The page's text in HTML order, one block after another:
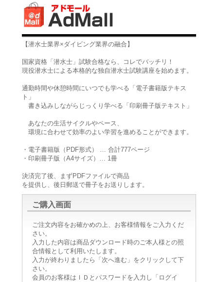
【潜水士業界×ダイビング業界の融合】
国家資格「潜水士」試験合格なら、コレでバッチリ！
現役潜水士による本格的な独自潜水士試験講座を始めます。
通勤時間や休憩時間にいつでも学べる「電子書籍版テキス
ト」
書き込みしながらじっくり学べる「印刷冊子版テキスト」
あなたの生活サイクルやペース、
環境に合わせて効率のよい学習を進めることができます。
・電子書籍版（PDF形式） … 合計777ページ
・印刷冊子版（A4サイズ）… 1冊
決済完了後、まずPDFファイルで商品
を提供し、後日郵送で冊子をお送りします。
ご購入画面
ご注文内容をお確かめの上、お客様情報をご入力くだ
さい。
入力した内容は商品ダウンロード時のご本人様との照
合情報として利用いたします。
入力が終わりましたら「次へ進む」をクリックして下
さい。
会員のお客様はＩＤとパスワードを入力し「ログイ